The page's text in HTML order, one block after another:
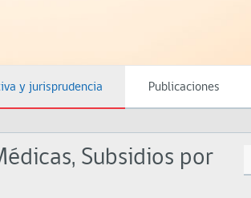
y jurisprudencia Publicaciones
Subsidios por